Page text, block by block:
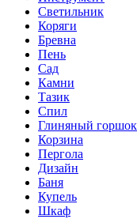
Светильник
Коряги
Бревна
Пень
Сад
Камни
Тазик
Спил
Глиняный горшок
Корзина
Пергола
Дизайн
Баня
Купель
Шкаф